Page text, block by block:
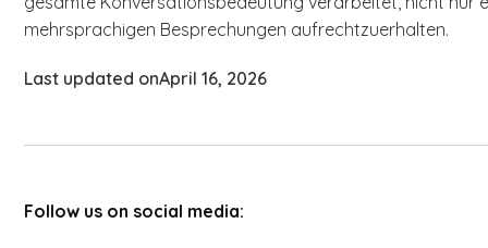
mehrsprachigen Besprechungen aufrechtzuerhalten.
Last updated onApril 16, 2026
Follow us on social media: